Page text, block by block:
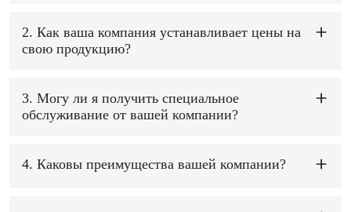
2. Как ваша компания устанавливает цены на
свою продукцию?
3. Могу ли я получить специальное
обслуживание от вашей компании?
программы, чтобы наши клиенты могли получать
большую прибыль от наших продуктов.
4. Каковы преимущества вашей компании?